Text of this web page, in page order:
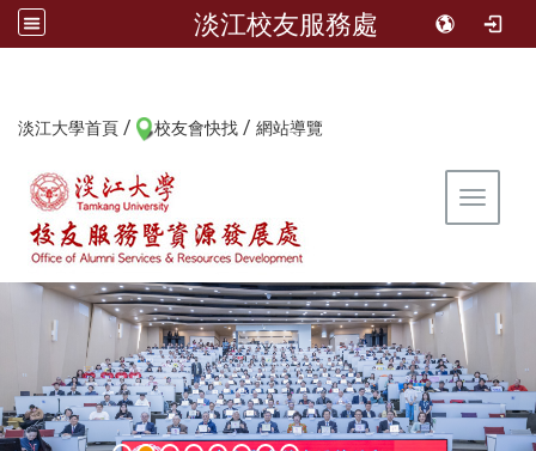
淡江校友服務處
淡江大學首頁 / 校友會快找 / 網站導覽
Toggle